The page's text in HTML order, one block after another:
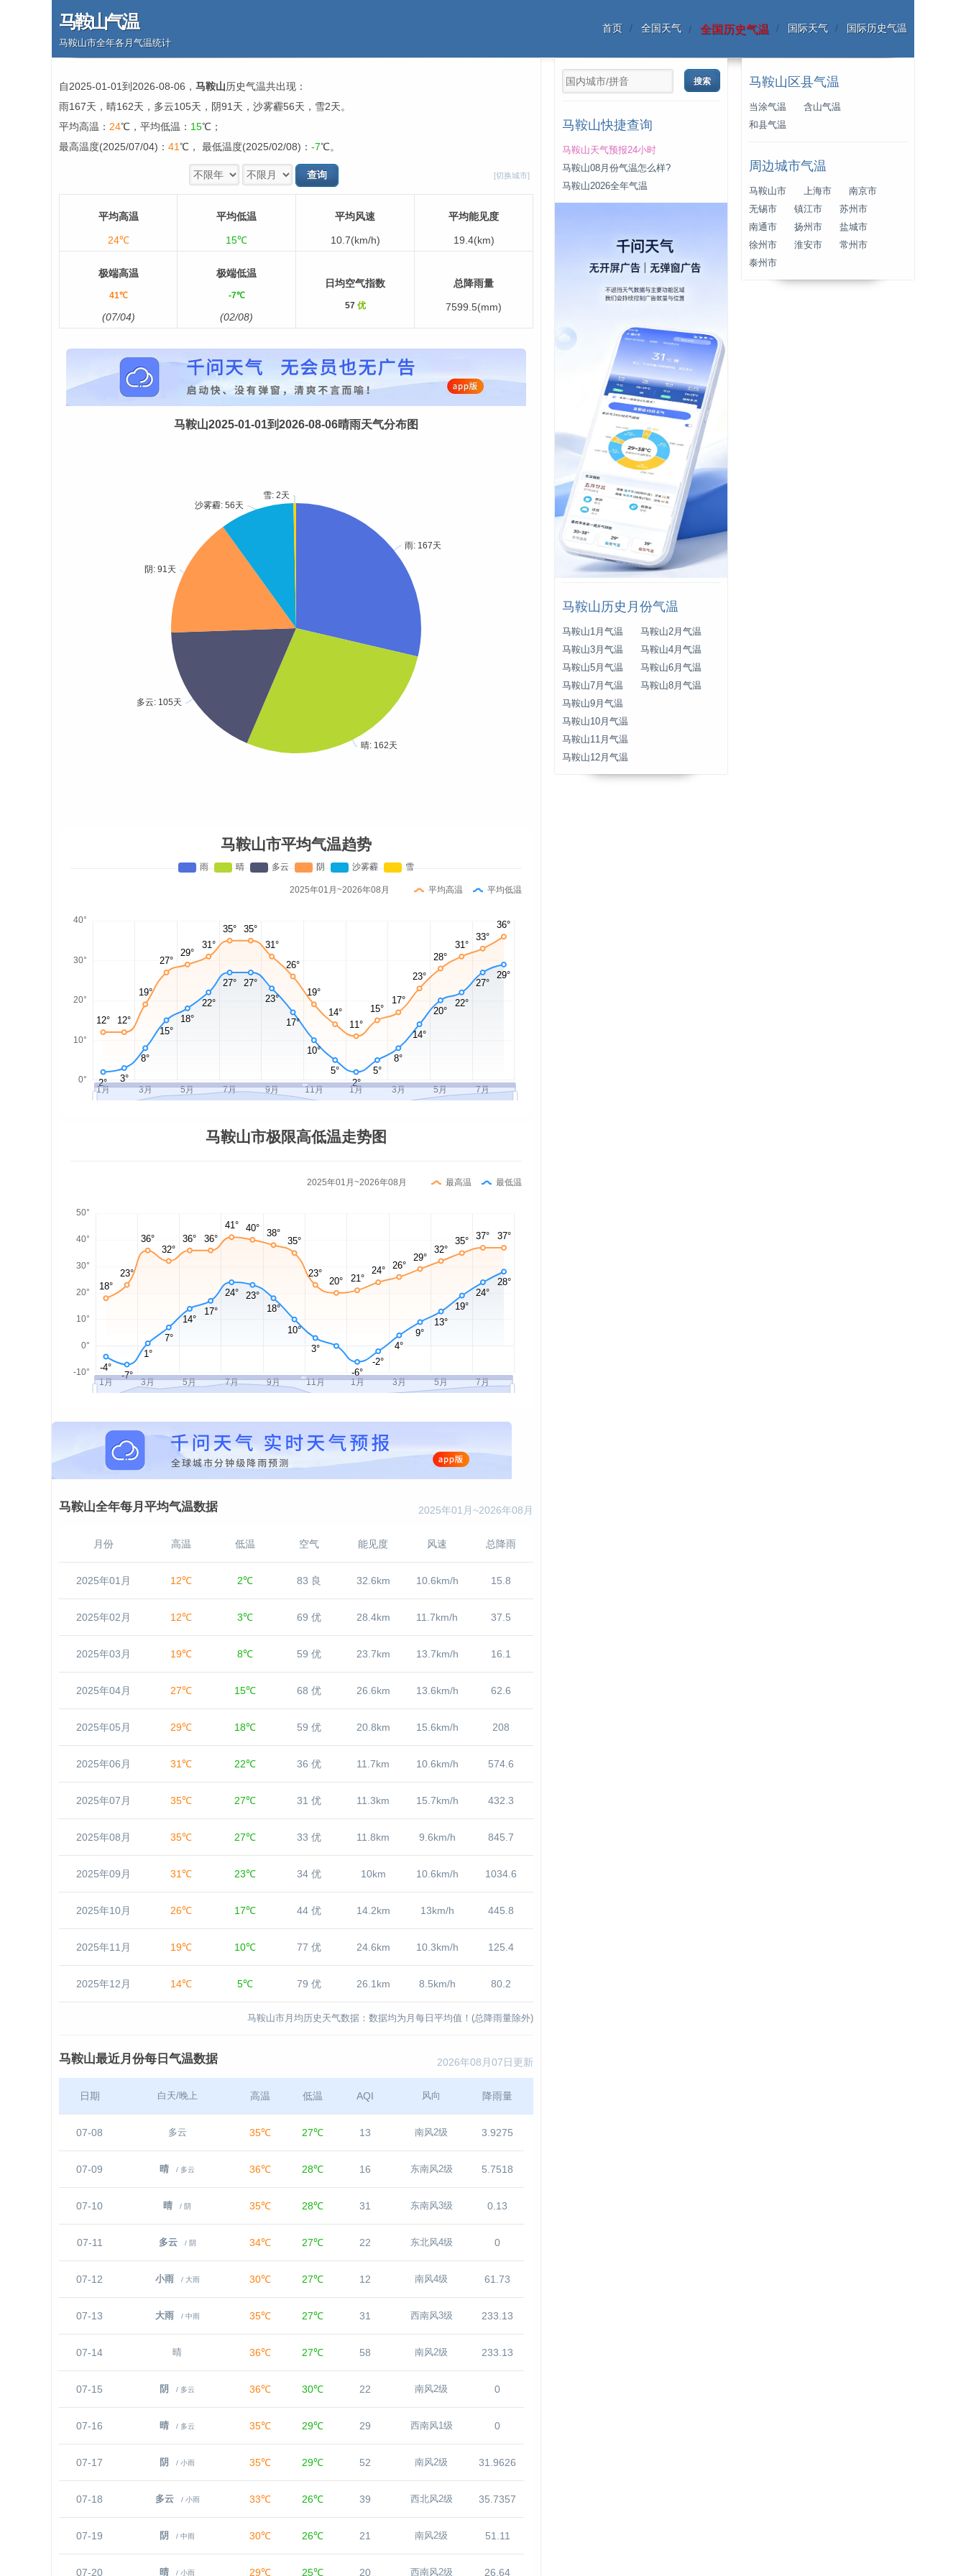
马鞍山气温
马鞍山市全年各月气温统计
首页 全国天气 全国历史气温 国际天气 国际历史气温
自2025-01-01到2026-08-06， 马鞍山历史气温共出现：
雨167天，晴162天，多云105天，阴91天，沙雾霾56天，雪2天。
平均高温： 24℃，平均低温： 15℃；
最高温度(2025/07/04)： 41℃， 最低温度(2025/02/08)： -7℃。
[切换城市]
平均高温
24℃
平均低温
15℃
平均风速
10.7(km/h)
平均能见度
19.4(km)
极端高温
41℃
(07/04)
极端低温
-7℃
(02/08)
日均空气指数
57 优
总降雨量
7599.5(mm)
马鞍山2025-01-01到2026-08-06晴雨天气分布图
马鞍山市平均气温趋势
2025年01月~2026年08月 平均高温 平均低温
马鞍山市极限高低温走势图
2025年01月~2026年08月 最高温 最低温
2025年01月~2026年08月
马鞍山全年每月平均气温数据
月份 高温 低温 空气 能见度 风速 总降雨
2025年01月 12℃ 2℃ 83 良 32.6km 10.6km/h 15.8
2025年02月 12℃ 3℃ 69 优 28.4km 11.7km/h 37.5
2025年03月 19℃ 8℃ 59 优 23.7km 13.7km/h 16.1
2025年04月 27℃ 15℃ 68 优 26.6km 13.6km/h 62.6
2025年05月 29℃ 18℃ 59 优 20.8km 15.6km/h 208
2025年06月 31℃ 22℃ 36 优 11.7km 10.6km/h 574.6
2025年07月 35℃ 27℃ 31 优 11.3km 15.7km/h 432.3
2025年08月 35℃ 27℃ 33 优 11.8km 9.6km/h 845.7
2025年09月 31℃ 23℃ 34 优 10km 10.6km/h 1034.6
2025年10月 26℃ 17℃ 44 优 14.2km 13km/h 445.8
2025年11月 19℃ 10℃ 77 优 24.6km 10.3km/h 125.4
2025年12月 14℃ 5℃ 79 优 26.1km 8.5km/h 80.2
马鞍山市月均历史天气数据：数据均为月每日平均值！(总降雨量除外)
2026年08月07日更新
马鞍山最近月份每日气温数据
日期 白天/晚上 高温 低温 AQI 风向 降雨量
07-08 多云 35℃ 27℃ 13 南风2级 3.9275
07-09 晴 / 多云 36℃ 28℃ 16 东南风2级 5.7518
07-10 晴 / 阴 35℃ 28℃ 31 东南风3级 0.13
07-11 多云 / 阴 34℃ 27℃ 22 东北风4级 0
07-12 小雨 / 大雨 30℃ 27℃ 12 南风4级 61.73
07-13 大雨 / 中雨 35℃ 27℃ 31 西南风3级 233.13
07-14 晴 36℃ 27℃ 58 南风2级 233.13
07-15 阴 / 多云 36℃ 30℃ 22 南风2级 0
07-16 晴 / 多云 35℃ 29℃ 29 西南风1级 0
07-17 阴 / 小雨 35℃ 29℃ 52 南风2级 31.9626
07-18 多云 / 小雨 33℃ 26℃ 39 西北风2级 35.7357
07-19 阴 / 中雨 30℃ 26℃ 21 南风2级 51.11
07-20 晴 / 小雨 29℃ 25℃ 20 西南风2级 26.64
马鞍山快捷查询
马鞍山天气预报24小时
马鞍山08月份气温怎么样?
马鞍山2026全年气温
马鞍山历史月份气温
马鞍山1月气温
马鞍山2月气温
马鞍山3月气温
马鞍山4月气温
马鞍山5月气温
马鞍山6月气温
马鞍山7月气温
马鞍山8月气温
马鞍山9月气温
马鞍山10月气温
马鞍山11月气温
马鞍山12月气温
马鞍山区县气温
当涂气温
含山气温
和县气温
周边城市气温
马鞍山市 上海市
南京市
无锡市
镇江市
苏州市
南通市
扬州市
盐城市
徐州市
淮安市
常州市
泰州市